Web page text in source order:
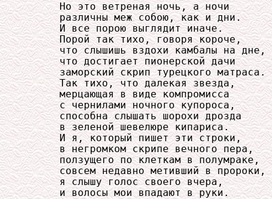
     Но это ветреная ночь, а ночи
     различны меж собою, как и дни.
     И все порою выглядит иначе.
     Порой так тихо, говоря короче,
     что слышишь вздохи камбалы на дне,
     что достигает пионерской дачи
     заморский скрип турецкого матраса.
     Так тихо, что далекая звезда,
     мерцающая в виде компромисса
     с чернилами ночного купороса,
     способна слышать шорохи дрозда
     в зеленой шевелюре кипариса.
     И я, который пишет эти строки,
     в негромком скрипе вечного пера,
     ползущего по клеткам в полумраке,
     совсем недавно метивший в пророки,
     я слышу голос своего вчера,
     и волосы мои впадают в руки.